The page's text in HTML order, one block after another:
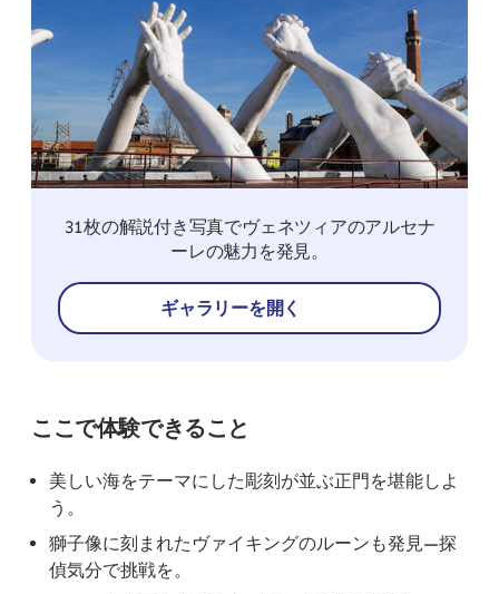
31枚の解説付き写真でヴェネツィアのアルセナ
ーレの魅力を発見。
ギャラリーを開く
ここで体験できること
美しい海をテーマにした彫刻が並ぶ正門を堪能しよ
う。
獅子像に刻まれたヴァイキングのルーンも発見—探
偵気分で挑戦を。